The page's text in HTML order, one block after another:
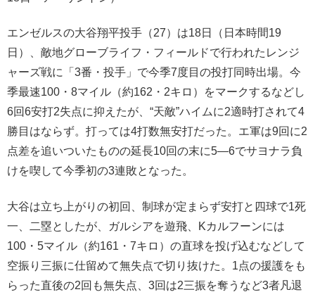
エンゼルスの大谷翔平投手（27）は18日（日本時間19
日）、敵地グローブライフ・フィールドで行われたレンジ
ャーズ戦に「3番・投手」で今季7度目の投打同時出場。今
季最速100・8マイル（約162・2キロ）をマークするなどし
6回6安打2失点に抑えたが、“天敵”ハイムに2適時打されて4
勝目はならず。打っては4打数無安打だった。エ軍は9回に2
点差を追いついたものの延長10回の末に5―6でサヨナラ負
けを喫して今季初の3連敗となった。
大谷は立ち上がりの初回、制球が定まらず安打と四球で1死
一、二塁としたが、ガルシアを遊飛、Kカルフーンには
100・5マイル（約161・7キロ）の直球を投げ込むなどして
空振り三振に仕留めて無失点で切り抜けた。1点の援護をも
らった直後の2回も無失点、3回は2三振を奪うなど3者凡退